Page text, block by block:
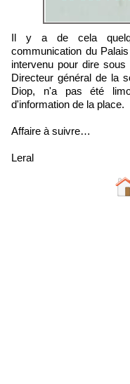
Il y a de cela quelques minutes que le Chargé de
communication du
intervenu pour dire
Directeur général de la
Diop, n'a pas été
d'information de la place.
Affaire à suivre…
Leral